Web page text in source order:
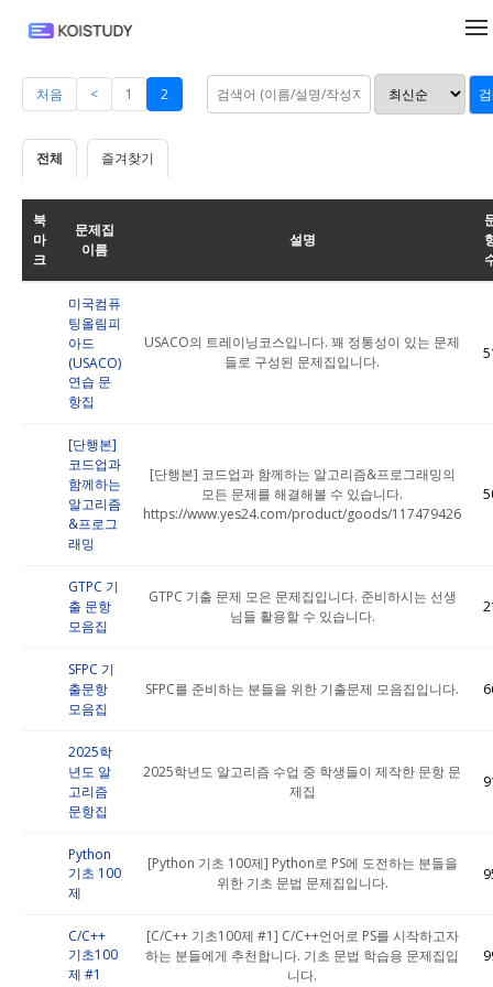
처음 < 1 2
전체 즐겨찾기
북
마
크
문제집
이름
설명
미국컴퓨
팅올림피
아드
(USACO)
연습 문
항집
USACO의 트레이닝코스입니다. 꽤 정통성이 있는 문제
들로 구성된 문제집입니다.
[단행본]
코드업과
함께하는
알고리즘
&프로그
래밍
[단행본] 코드업과 함께하는 알고리즘&프로그래밍의
모든 문제를 해결해볼 수 있습니다.
https://www.yes24.com/product/goods/117479426
GTPC 기
출 문항
모음집
GTPC 기출 문제 모은 문제집입니다. 준비하시는 선생
님들 활용할 수 있습니다.
SFPC 기
출문항
모음집
SFPC를 준비하는 분들을 위한 기출문제 모음집입니다.
2025학
년도 알
고리즘
문항집
2025학년도 알고리즘 수업 중 학생들이 제작한 문항 문
제집
Python
기초 100
제
[Python 기초 100제] Python로 PS에 도전하는 분들을
위한 기초 문법 문제집입니다.
C/C++
기초100
제 #1
[C/C++ 기초100제 #1] C/C++언어로 PS를 시작하고자
하는 분들에게 추천합니다. 기초 문법 학습용 문제집입
니다.